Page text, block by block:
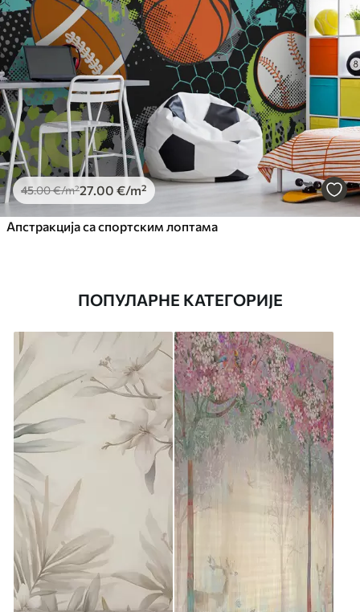
45.00€/m²27 .00 €/m²
Апстракција са спортским лоптама
ПОПУЛАРНЕ КАТЕГОРИЈЕ